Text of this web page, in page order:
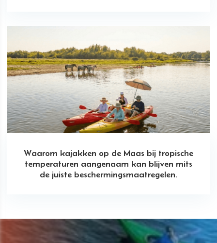
Waarom kajakken op de Maas bij tropische
temperaturen aangenaam kan blijven mits
de juiste beschermingsmaatregelen.